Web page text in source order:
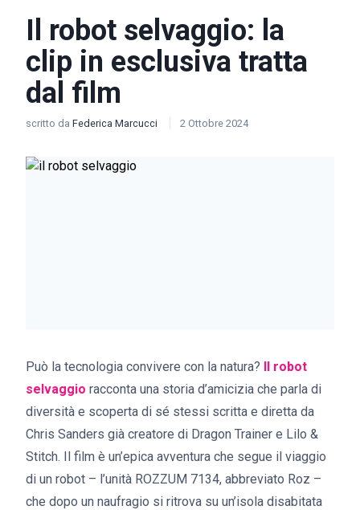
Il robot selvaggio: la
clip in esclusiva tratta
dal film
scritto da Federica Marcucci 2 Ottobre 2024
Può la tecnologia convivere con la natura? Il robot
selvaggio racconta una storia d’amicizia che parla di
diversità e scoperta di sé stessi scritta e diretta da
Chris Sanders già creatore di Dragon Trainer e Lilo &
Stitch. Il film è un’epica avventura che segue il viaggio
di un robot – l’unità ROZZUM 7134, abbreviato Roz –
che dopo un naufragio si ritrova su un’isola disabitata